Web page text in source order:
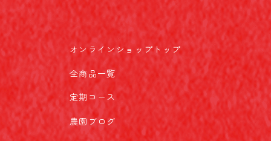
オンラインショップトップ
全商品一覧
定期コース
農園ブログ